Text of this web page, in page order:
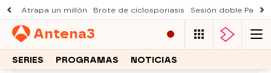
Atrapa un millón Brote de ciclosporiasis Sesión doble
Antena3
SERIES PROGRAMAS NOTICIAS